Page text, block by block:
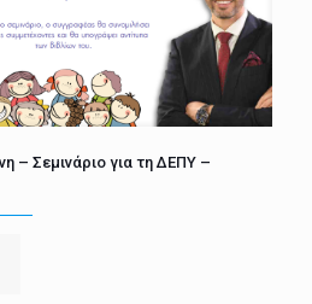
– Σεμινάριο για τη ΔΕΠΥ –